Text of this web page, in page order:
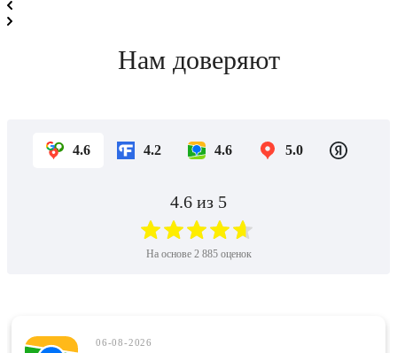
Нам доверяют
4.6 4.2 4.6 5.0
4.6 из 5
На основе 2 885оценок
06-08-2026